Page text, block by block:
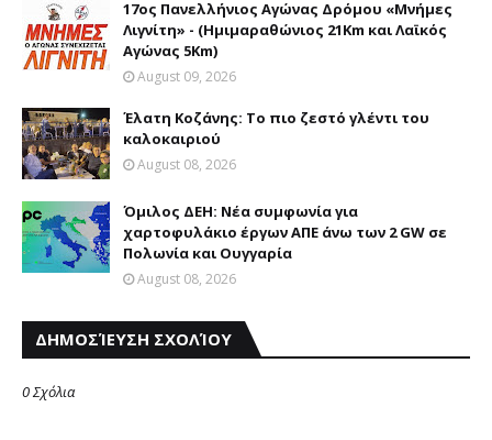
17ος Πανελλήνιος Αγώνας Δρόμου «Μνήμες
Λιγνίτη» - (Ημιμαραθώνιος 21Km και Λαϊκός
Αγώνας 5Km)
August 09, 2026
Έλατη Κοζάνης: Το πιο ζεστό γλέντι του
καλοκαιριού
August 08, 2026
Όμιλος ΔΕΗ: Νέα συμφωνία για
χαρτοφυλάκιο έργων ΑΠΕ άνω των 2 GW σε
Πολωνία και Ουγγαρία
August 08, 2026
ΔΗΜΟΣΊΕΥΣΗ ΣΧΟΛΊΟΥ
0 Σχόλια